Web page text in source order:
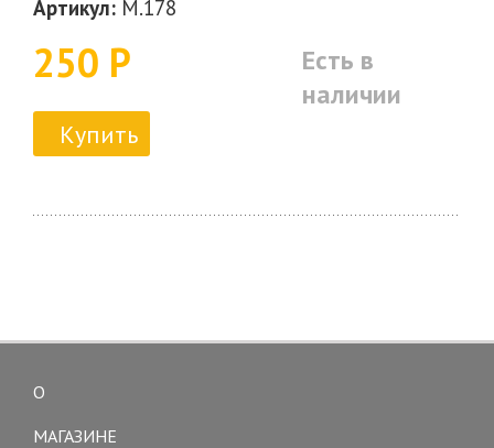
Артикул: M.178
250 Р
Есть в
наличии
Купить
О
МАГАЗИНЕ